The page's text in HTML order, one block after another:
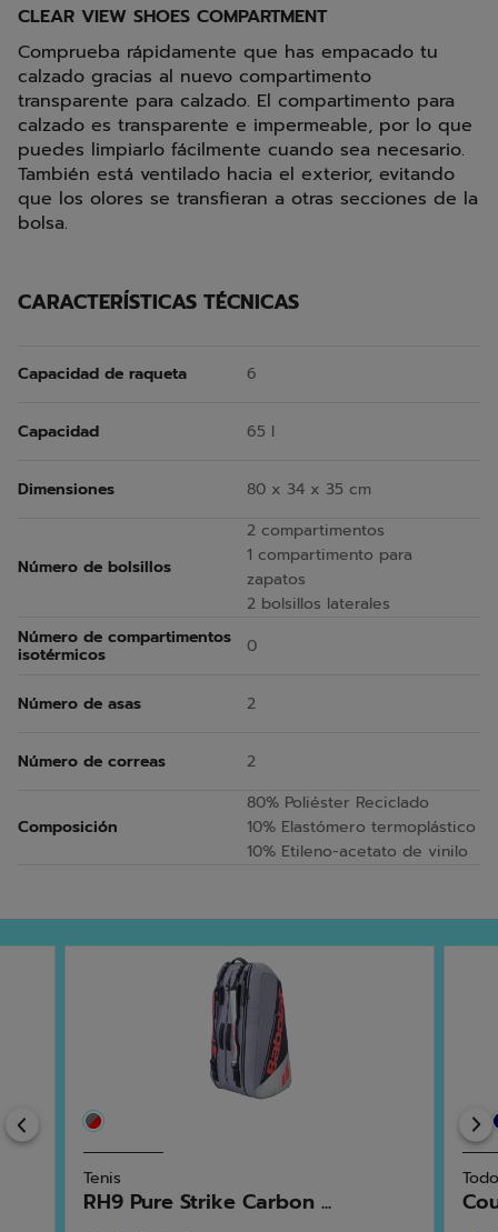
CLEAR VIEW SHOES COMPARTMENT
Comprueba rápidamente que has empacado tu
calzado gracias al nuevo compartimento
transparente para calzado. El compartimento para
calzado es transparente e impermeable, por lo que
puedes limpiarlo fácilmente cuando sea necesario.
También está ventilado hacia el exterior, evitando
que los olores se transfieran a otras secciones de la
bolsa.
CARACTERÍSTICAS TÉCNICAS
Capacidad de raqueta 6
Capacidad 65 l
Dimensiones 80 x 34 x 35 cm
Número de bolsillos
2 compartimentos
1 compartimento para
zapatos
2 bolsillos laterales
Número de compartimentos
isotérmicos 0
Número de asas 2
Número de correas 2
Composición
80% Poliéster Reciclado
10% Elastómero termoplástico
10% Etileno-acetato de vinilo
Previous
Tenis
RH9 Pure Strike Carbon ...